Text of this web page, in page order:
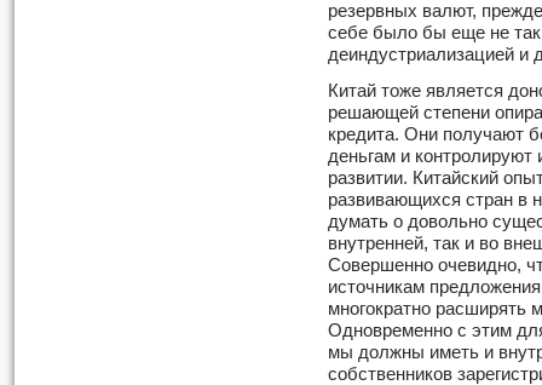
резервных валют,
себе было бы еще не
деиндустриализацией и
Китай тоже является
решающей степени
кредита. Они получают
деньгам и контролируют
развитии. Китайский
развивающихся стран в
думать о довольно
внутренней, так и во
Совершенно очевидно,
источникам
многократно расширять
Одновременно с этим
мы должны иметь и
собственников